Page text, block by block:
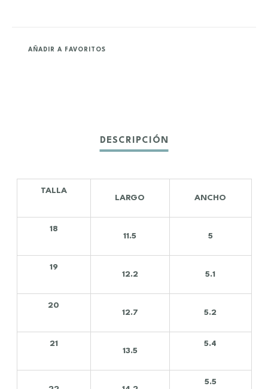
AÑADIR A FAVORITOS
TALLA
LARGO
ANCHO
18
11.5
5
19
12.2
5.1
20
12.7
5.2
21
13.5
5.4
5.5